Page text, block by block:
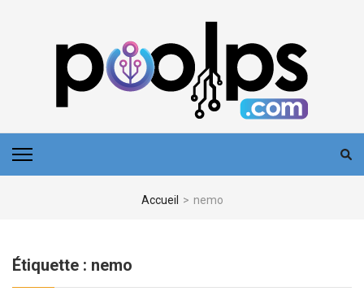
POOLPS
Accueil > nemo
Étiquette : nemo